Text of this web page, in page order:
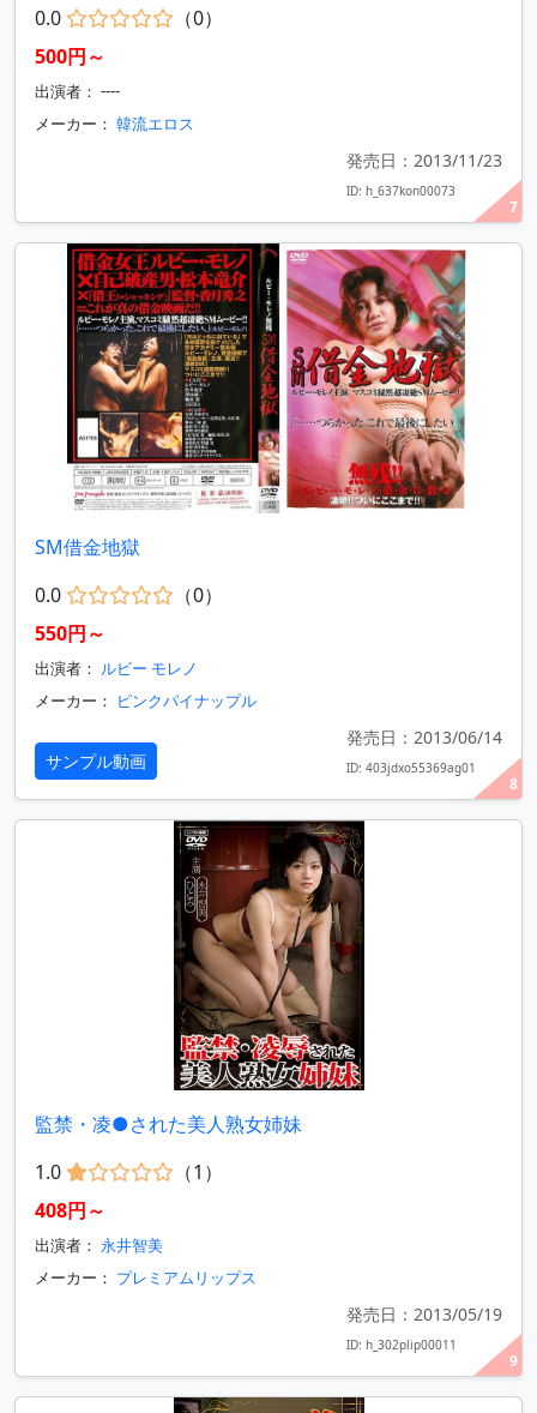
7
0.0
（0）
500円～
出演者： ----
メーカー： 韓流エロス
発売日：2013/11/23
ID: h_637kon00073
8
SM借金地獄
0.0
（0）
550円～
出演者： ルビー モレノ
メーカー： ピンクパイナップル
サンプル動画
発売日：2013/06/14
ID: 403jdxo55369ag01
9
監禁・凌●された美人熟女姉妹
1.0
（1）
408円～
出演者： 永井智美
メーカー： プレミアムリップス
発売日：2013/05/19
ID: h_302plip00011